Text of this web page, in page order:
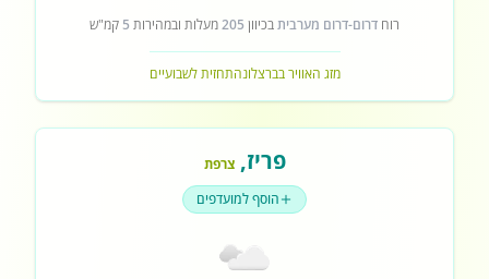
רוח דרום-דרום מערביתבכיוון 205מעלות ובמהירות 5 קמ"ש
מזג האוויר בברצלונהתחזית לשבועיים
פריז,צרפת
הוסף למועדפים